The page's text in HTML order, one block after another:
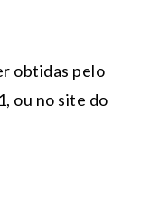
obtidas pelo
ou no site do